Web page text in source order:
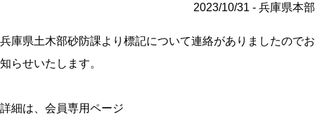
2023/10/31 - 兵庫県本部
兵庫県土木部砂防課より標記について連絡がありましたのでお
知らせいたします。
詳細は、会員専用ページ